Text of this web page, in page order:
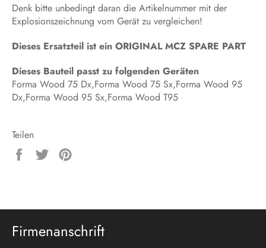
Denk bitte unbedingt daran die Artikelnummer mit der
Explosionszeichnung vom Gerät zu vergleichen!
Dieses Ersatzteil ist ein ORIGINAL MCZ SPARE PART
Dieses Bauteil passt zu folgenden Geräten
Forma Wood 75 Dx,Forma Wood 75 Sx,Forma Wood 95
Dx,Forma Wood 95 Sx,Forma Wood T95
Teilen
Auf
Auf
Firmenanschrift